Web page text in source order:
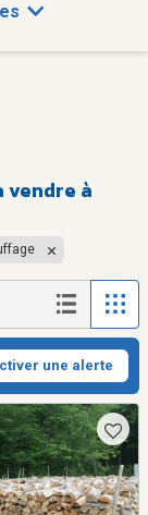
vendre à
une alerte